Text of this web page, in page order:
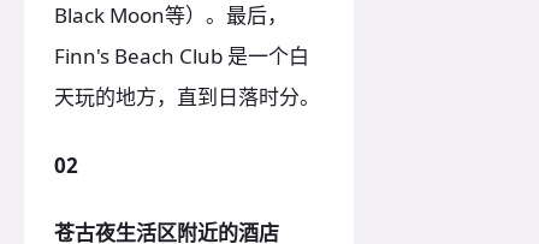
Black Moon等）。最后，
Finn's Beach Club 是一个白
天玩的地方，直到日落时分。
02
苍古夜生活区附近的酒店